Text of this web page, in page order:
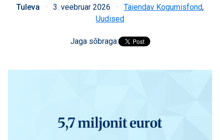
Tuleva · 3. veebruar 2026 · Täiendav Kogumisfond,
Uudised
Jaga sõbraga: